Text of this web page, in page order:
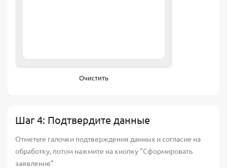
Очистить
Шаг 4: Подтвердите данные
Отметьте галочки подтверждения данных и согласие на
обработку, потом нажмите на кнопку "Сформировать
заявление"